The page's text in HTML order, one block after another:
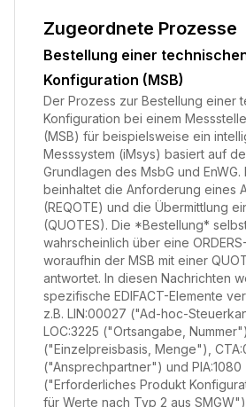
Zugeordnete Prozesse
Bestellung einer
Konfiguration (MSB)
Der Prozess zur Bestellung einer
Konfiguration bei einem
(MSB) für beispielsweise ein
Messsystem (iMsys) basiert auf
Grundlagen des MsbG und EnWG.
beinhaltet die Anforderung eines
(REQOTE) und die Übermittlung
(QUOTES). Die *Bestellung*
wahrscheinlich über eine
woraufhin der MSB mit einer
antwortet. In diesen Nachrichten
spezifische EDIFACT-Elemente
z.B. LIN:00027 ("Ad-hoc-
LOC:3225 ("Ortsangabe,
("Einzelpreisbasis, Menge"),
("Ansprechpartner") und PIA:1080
("Erforderliches Produkt
für Werte nach Typ 2 aus